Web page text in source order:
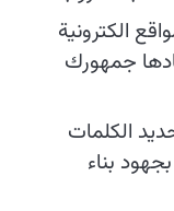
الكترونية
جمهورك
الكلمات
بناء